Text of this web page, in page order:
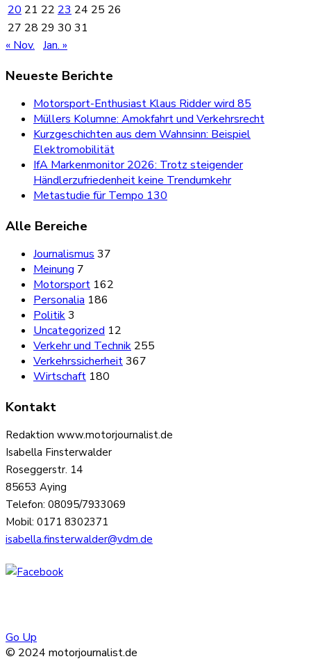
20 21 22 23 24 25 26
27 28 29 30 31
« Nov. Jan. »
Neueste Berichte
Motorsport-Enthusiast Klaus Ridder wird 85
Müllers Kolumne: Amokfahrt und Verkehrsrecht
Kurzgeschichten aus dem Wahnsinn: Beispiel
Elektromobilität
IfA Markenmonitor 2026: Trotz steigender
Händlerzufriedenheit keine Trendumkehr
Metastudie für Tempo 130
Alle Bereiche
Journalismus 37
Meinung 7
Motorsport 162
Personalia 186
Politik3
Uncategorized 12
Verkehr und Technik 255
Verkehrssicherheit367
Wirtschaft 180
Kontakt
Redaktion www.motorjournalist.de
Isabella Finsterwalder
Roseggerstr. 14
85653 Aying
Telefon: 08095/7933069
Mobil: 0171 8302371
isabella.finsterwalder@vdm.de
Go Up
© 2024 motorjournalist.de